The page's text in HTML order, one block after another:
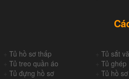
+Tủ hồ sơ thấp Tủ sắt
+Tủ treo quần áo Tủ ghép
+Tủ đựng hồ sơ Tủ hồ